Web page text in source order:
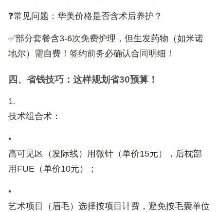
❓常见问题 ：华美价格是否含术后养护？
✅部分套餐含3-6次免费护理，但生发药物 （如米诺
地尔）需自费！签约前务必确认合同明细！
四、省钱技巧：这样规划省30预算！
1.
技术组合术：
•
高可见区（发际线）用微针（单价15元），后枕部
用FUE（单价10元）；
•
艺术项目（眉毛）选择按项目计费，避免按毛囊单位